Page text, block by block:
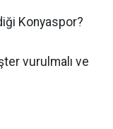
Konyaspor?
vurulmalı ve